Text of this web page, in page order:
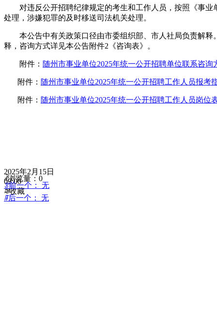
对违反公开招聘纪律规定的考生和工作人员，按照《事业
处理，涉嫌犯罪的及时移送司法机关处理。
本公告中有关政策口径由市委组织部、市人社局负责解释
释，咨询方式详见本公告附件2《咨询表》。
附件： 随州市事业单位2025年统一公开招聘单位联系咨询
附件： 随州市事业单位2025年统一公开招聘工作人员报考
附件： 随州市事业单位2025年统一公开招聘工作人员岗位
2025年2月15日
09:00
ꄘ浏览量： 0
ꄀ收藏
ꂃ前一个：
无
ꁹ后一个： 无